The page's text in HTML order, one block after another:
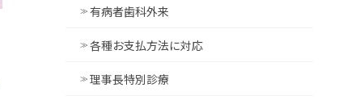
有病者歯科外来
各種お支払方法に対応
理事長特別診療